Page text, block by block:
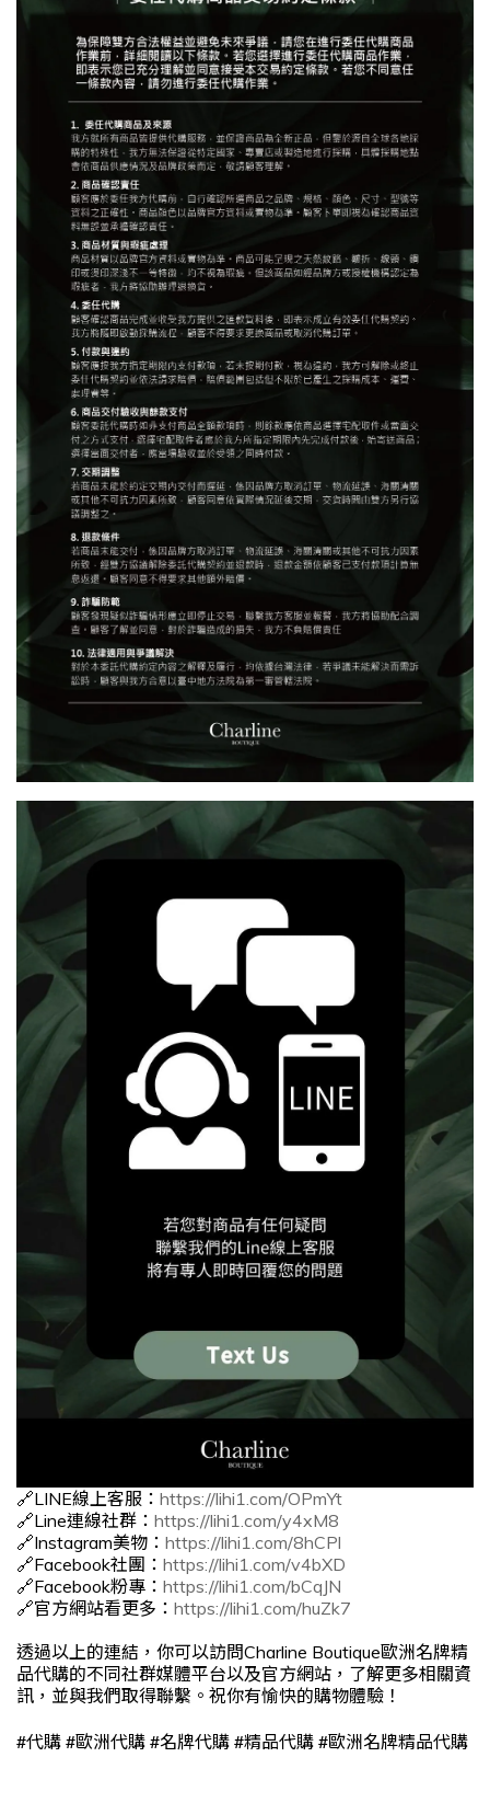
🔗LINE線上客服： https://lihi1.com/OPmYt
🔗Line連線社群： https://lihi1.com/y4xM8
🔗Instagram美物： https://lihi1.com/8hCPl
🔗Facebook社團： https://lihi1.com/v4bXD
🔗Facebook粉專： https://lihi1.com/bCqJN
🔗官方網站看更多： https://lihi1.com/huZk7
透過以上的連結，你可以訪問Charline Boutique歐洲名牌精
品代購的不同社群媒體平台以及官方網站，了解更多相關資
訊，並與我們取得聯繫。祝你有愉快的購物體驗！
#代購 #歐洲代購 #名牌代購 #精品代購 #歐洲名牌精品代購